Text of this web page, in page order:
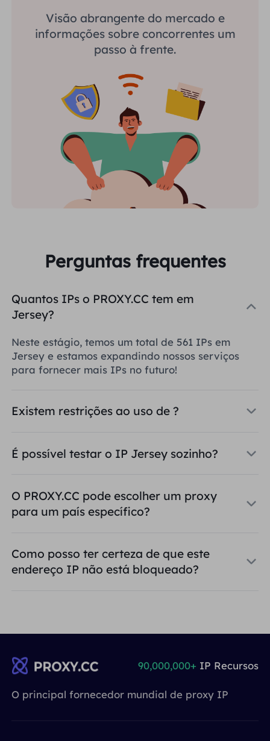
Visão abrangente do mercado e
informações sobre concorrentes um
passo à frente.
Perguntas frequentes
Quantos IPs o PROXY.CC tem em
Jersey?
Neste estágio, temos um total de 561 IPs em
Jersey e estamos expandindo nossos serviços
para fornecer mais IPs no futuro!
Existem restrições ao uso de ?
É possível testar o IP Jersey sozinho?
O PROXY.CC pode escolher um proxy
para um país específico?
Como posso ter certeza de que este
endereço IP não está bloqueado?
O principal fornecedor mundial de proxy IP
90,000,000+ IP Recursos